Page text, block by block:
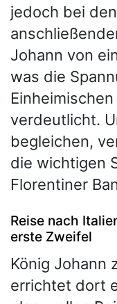
jedoch bei
Johann von
was die
verdeutlicht.
begleichen,
die wichtigen
Florentiner
Reise nach
erste Zweifel
König Johann
errichtet dort